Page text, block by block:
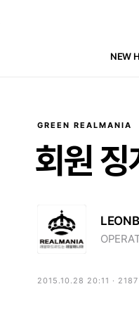
NEW
GREEN REALMANIA
회원 징
2015.10.28 20:11 · 2187